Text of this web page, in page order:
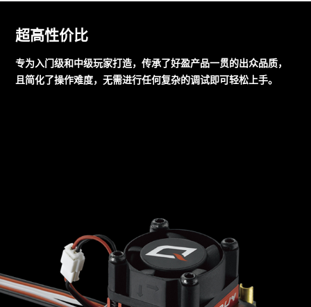
超高性价比
专为入门级和中级玩家打造，传承了好盈产品一贯的出众品质，
且简化了操作难度，无需进行任何复杂的调试即可轻松上手。